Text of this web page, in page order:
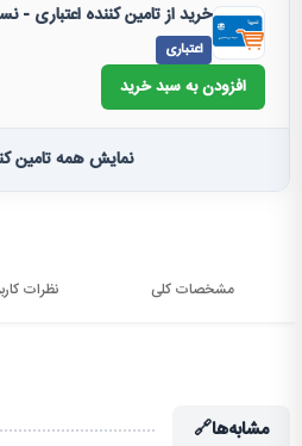
خرید از تامین کننده اعتباری -
اعتباری
افزودن به سبد خرید
نمایش همه تامین
مشخصات کلی نظرات
مشابه‌ها🔗